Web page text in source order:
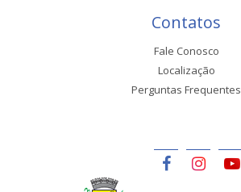
Contatos
Fale Conosco
Localização
Perguntas Frequentes